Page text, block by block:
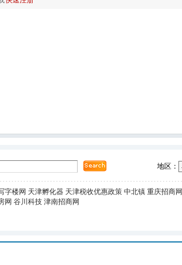
地区：
字楼网 天津孵化器 天津税收优惠政策 中北镇 重庆招商网
网 谷川科技 津南招商网